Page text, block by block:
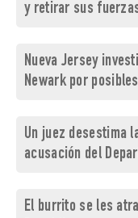
y retirar sus
Nueva Jersey
Newark por
Un juez desestima
acusación del
El burrito se les